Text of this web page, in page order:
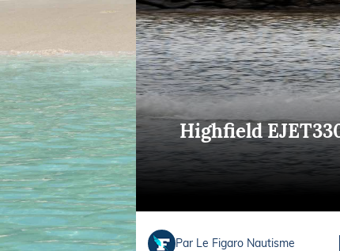
Yachting
Highfield
Par Le Figaro Nautisme